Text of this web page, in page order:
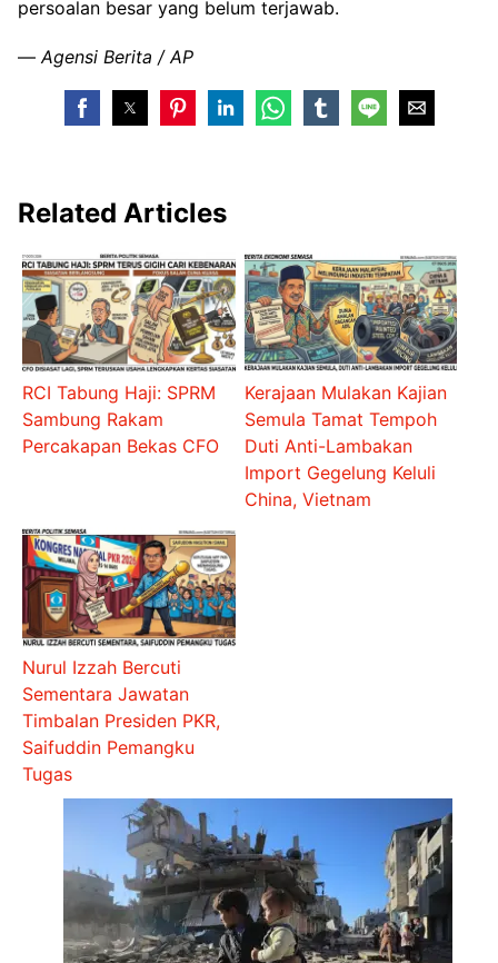
persoalan besar yang belum terjawab.
—Agensi Berita / AP
Related Articles
RCI Tabung Haji: SPRM
Sambung Rakam
Percakapan Bekas CFO
Kerajaan Mulakan Kajian
Semula Tamat Tempoh
Duti Anti-Lambakan
Import Gegelung Keluli
China, Vietnam
Nurul Izzah Bercuti
Sementara Jawatan
Timbalan Presiden PKR,
Saifuddin Pemangku
Tugas